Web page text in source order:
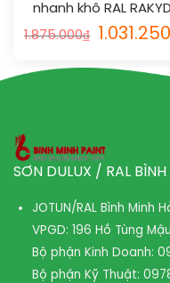
nhanh khô RAL RAKYD
QD 1012
1.875.000₫ 1.031.250
SƠN DULUX / RAL BÌNH
JOTUN/RAL Bình Minh
VPGD: 196 Hồ Tùng
Bộ phận Kinh Doanh:
Bộ phận Kỹ Thuật: